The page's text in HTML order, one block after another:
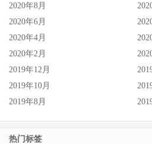
2020年8月
2020年6月
2020年4月
2020年2月
2019年12月
2019年10月
2019年8月
热门标签